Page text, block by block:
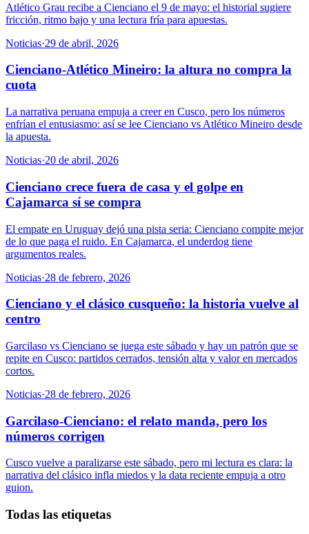
Atlético Grau recibe a Cienciano el 9 de mayo: el historial sugiere
fricción, ritmo bajo y una lectura fría para apuestas.
Noticias·29 de abril, 2026
Cienciano-Atlético Mineiro: la altura no compra la
cuota
La narrativa peruana empuja a creer en Cusco, pero los números
enfrían el entusiasmo: así se lee Cienciano vs Atlético Mineiro desde
la apuesta.
Noticias·20 de abril, 2026
Cienciano crece fuera de casa y el golpe en
Cajamarca sí se compra
El empate en Uruguay dejó una pista seria: Cienciano compite mejor
de lo que paga el ruido. En Cajamarca, el underdog tiene
argumentos reales.
Noticias·28 de febrero, 2026
Cienciano y el clásico cusqueño: la historia vuelve al
centro
Garcilaso vs Cienciano se juega este sábado y hay un patrón que se
repite en Cusco: partidos cerrados, tensión alta y valor en mercados
cortos.
Noticias·28 de febrero, 2026
Garcilaso-Cienciano: el relato manda, pero los
números corrigen
Cusco vuelve a paralizarse este sábado, pero mi lectura es clara: la
narrativa del clásico infla miedos y la data reciente empuja a otro
guion.
Todas las etiquetas